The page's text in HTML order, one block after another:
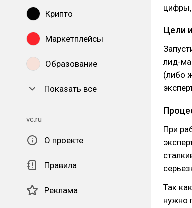
Крипто
Маркетплейсы
Образование
Показать все
vc.ru
О проекте
Правила
Реклама
Цели
лид-
(либо
При
Так
нужно